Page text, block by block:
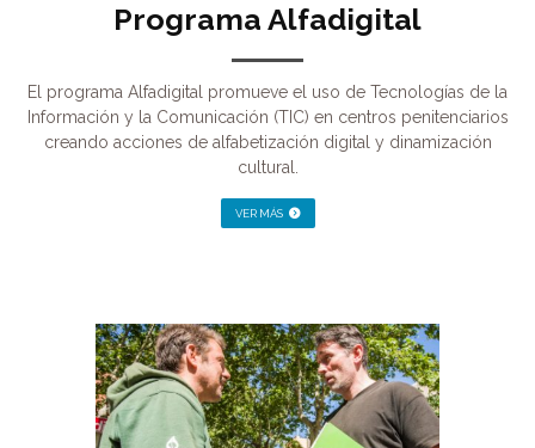
Programa Alfadigital
El programa Alfadigital promueve el uso de Tecnologías de la
Información y la Comunicación (TIC) en centros penitenciarios
creando acciones de alfabetización digital y dinamización
cultural.
VER MÁS